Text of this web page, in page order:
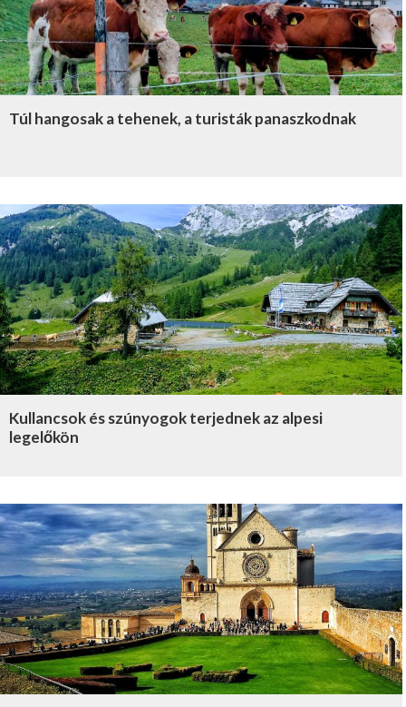
Túl hangosak a tehenek, a turisták panaszkodnak
Kullancsok és szúnyogok terjednek az alpesi
legelőkön